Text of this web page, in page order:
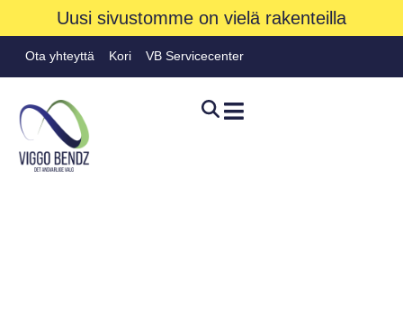
Uusi sivustomme on vielä rakenteilla
Ota yhteyttä Kori VB Servicecenter